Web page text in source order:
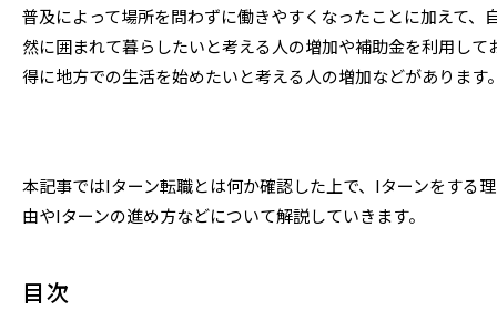
普及によって場所を問わずに働きやすくなったことに加えて、
然に囲まれて暮らしたいと考える人の増加や補助金を利用して
得に地方での生活を始めたいと考える人の増加などがあります
本記事ではIターン転職とは何か確認した上で、Iターンをする理
由やIターンの進め方などについて解説していきます。
目次